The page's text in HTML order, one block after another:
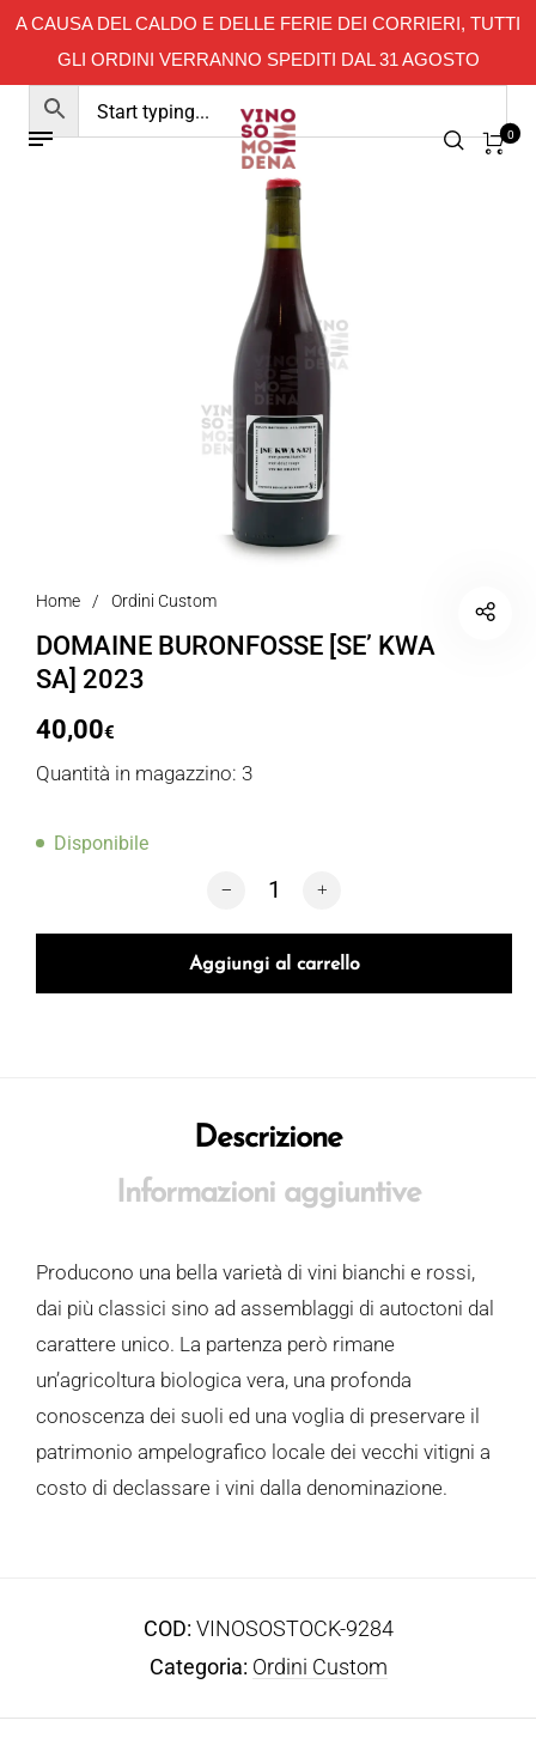
A CAUSA DEL CALDO E DELLE FERIE DEI CORRIERI, TUTTI
GLI ORDINI VERRANNO SPEDITI DAL 31 AGOSTO
0
Home / Ordini Custom
DOMAINE BURONFOSSE [SE’ KWA
SA] 2023
40,00€
Quantità in magazzino: 3
Disponibile
DOMAINE BURONFOSSE [SE' KWA
Aggiungi al carrello
Descrizione
Informazioni aggiuntive
Producono una bella varietà di vini bianchi e rossi,
dai più classici sino ad assemblaggi di autoctoni dal
carattere unico. La partenza però rimane
un’agricoltura biologica vera, una profonda
conoscenza dei suoli ed una voglia di preservare il
patrimonio ampelografico locale dei vecchi vitigni a
costo di declassare i vini dalla denominazione.
COD: VINOSOSTOCK-9284
Categoria: Ordini Custom